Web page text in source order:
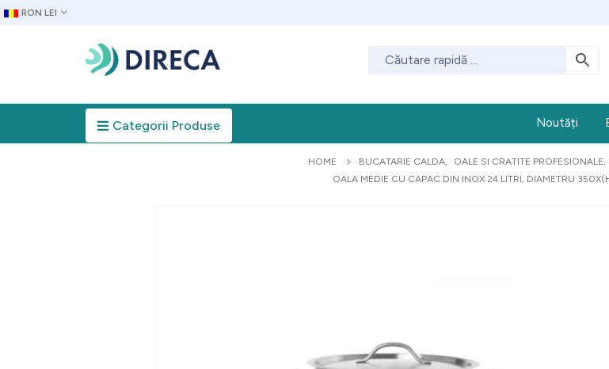
RON LEI
Categorii Produse Noutăți
HOME BUCATARIE CALDA, OALE SI CRATITE PROFESIONALE,
OALA MEDIE CU CAPAC DIN INOX 24 LITRI, DIAMETRU